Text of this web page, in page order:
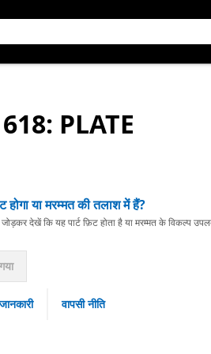
: PLATE
होगा या मरम्मत की तलाश में हैं?
देखें कि यह पार्ट फ़िट होता है या मरम्मत के विकल्प
वापसी नीति